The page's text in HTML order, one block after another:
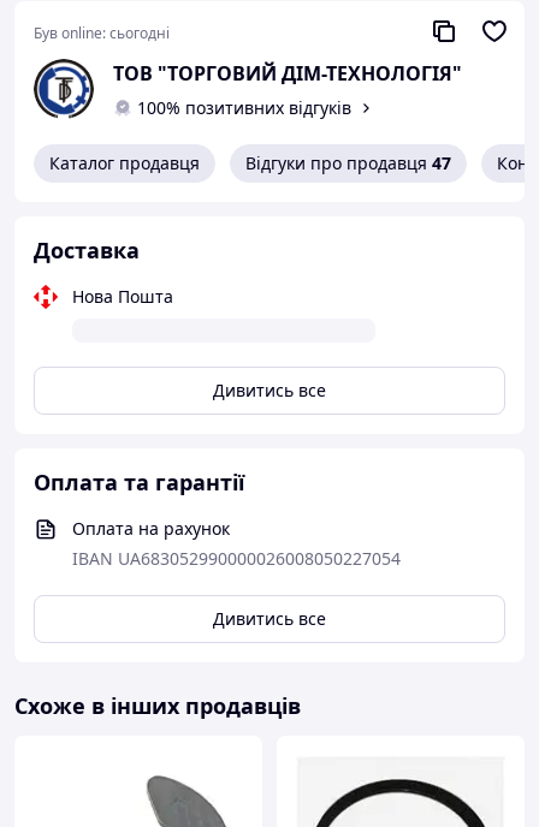
Був online:сьогодні
ТОВ "ТОРГОВИЙ ДІМ-ТЕХНОЛОГІЯ"
100% позитивних відгуків
Каталог продавця Відгуки про продавця 47
Доставка
Нова Пошта
Дивитись все
Оплата та гарантії
Оплата на рахунок
IBAN UA683052990000026008050227054
Дивитись все
Схоже в інших продавців